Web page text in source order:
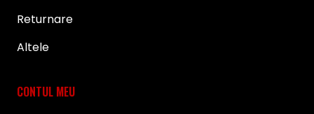
Returnare
Altele
CONTUL MEU